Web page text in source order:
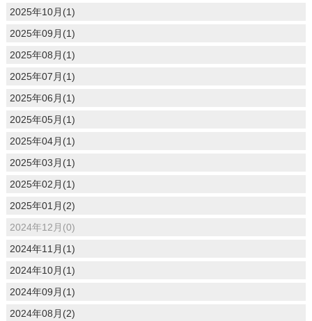
2025年10月(1)
2025年09月(1)
2025年08月(1)
2025年07月(1)
2025年06月(1)
2025年05月(1)
2025年04月(1)
2025年03月(1)
2025年02月(1)
2025年01月(2)
2024年12月(0)
2024年11月(1)
2024年10月(1)
2024年09月(1)
2024年08月(2)